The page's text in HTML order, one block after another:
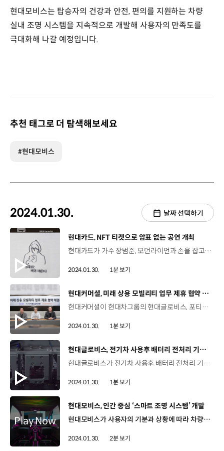
현대모비스는 탑승자의 건강과 안전, 편의를 지원하는 차량
실내 조명 시스템을 지속적으로 개발해 사용자의 만족도를
극대화해 나갈 예정입니다.
추천 태그로 더 탐색해보세요
#현대모비스
2024.01.30. 날짜 선택하기
[동영상]
현대카드, NFT 티켓으로 암표 없는 공연 개최
현대카드가 가수 장범준, 모던라이언과 손을 잡고 암표를 원천 차단하기 위해 ‘NFT 티켓’을 활용한 공연을 선보일 예정입니다. NFT 티켓에는 블록체인 기술이 적용돼 티켓을 구매한 본인만 공연을 관람할 수 있으며 양도는 물론 암표 거래 역시 불가능하고 입장권 부정 판매에 자주 쓰이는 매크로 프로그램도 사용할 수 없습니다. 현대카드는 다음 달 7일부터 서울 한남동 현대카드 언더스테이지에서 열리는 ‘현대카드 Curated 92 장범준 : 소리없는 비가 내린다’ 공연에서 NFT 티켓을 발행하고 건강한 공연 문화를 만들어 나갈 예정입니다.
2024.01.30. 1분 보기
[동영상]
현대커머셜, 미래 상용 모빌리티 업무 제휴 협약 체결
현대커머셜이 현대차그룹의 현대글로비스, 포티투닷과 함께 ‘미래 상용 모빌리티 업무 제휴 협약’을 체결했습니다. 이번 협약은 현대차그룹의 대표적인 SCM(공급망관리) 프로바이더, 소프트웨어 센터, 금융사가 함께 참여한 사업으로 이를 통해 3사는 고도화된 모빌리티 솔루션을 구축하고 다양한 서비스를 제공해 나간다는 계획입니다. 이를 위해 현대커머셜은 국내 대표 상용차 전용 모바일 앱인 ‘고트럭’을 기반으로 특화된 금융 상품·서비스를 제공하고 고객들의 다양한 비금융 데이터를 활용해 금융 상품의 기획, 심사 등의 서비스를 더욱 고도화해 나갈 계획입니다.
2024.01.30. 1분 보기
[동영상]
현대글로비스, 전기차 사용후 배터리 전처리 기술 확보
현대글로비스가 전기차 사용후 배터리 전처리 기술 확보를 위해 배터리 재활용 전문 기업 ‘이알’과 지분투자 계약(SSA)을 체결했습니다. 글로벌 전기차 수요 확대로 사용후 배터리 물량이 급증함에 따라 사용후 배터리 재활용 시장은 새로운 성장동력으로 평가받고 있습니다. 현대글로비스는 이번 지분투자를 통해 이알의 전처리 기술 및 설비 사용에 대한 권리를 갖게 돼 사용후 배터리 회수부터 재활용까지 가능한 종합기업으로 사업 포트폴리오를 확장하게 됐습니다.
2024.01.30. 1분 보기
[동영상]
현대모비스, 인간 중심 ‘스마트 조명 시스템’ 개발
현대모비스가 사용자의 기분과 상황에 따라 차량의 실내조명을 자동으로 조절해 주는 스마트 조명 시스템 ‘휴먼 센트릭 인테리어 조명’ 기술을 개발했습니다. 미래 모빌리티 환경에 특화된 휴먼 센트릭 조명 기술은 사용자의 생체리듬과 사용 환경을 인식해 다양한 색상과 밝기, 패턴으로 상호 교감하는 시스템입니다. 휴먼 센트릭 조명 기술은 총 32가지 상황별 패턴을 구현할 수 있는데요. 운전자의 심장박동이나 눈 깜빡임으로 스트레스 수준을 분석해 다른 색깔의 조명을 표시하고 이를 통해 운전자가 자신의 상태를 인지해 스트레스를 완화할 수 있도록 유도합니다. 또한, 하차할 때는 위험 요소를 센서로 인지해 조명으로 경고 표시를 하는 등 사용자가 안전하게 차량을 이용할 수 있는 기능도 제공합니다. 현대모비스는 탑승자의 건강과 안전, 편의를 지원하는 차량 실내 조명 시스템을 지속적으로 개발해 사용자의 만족도를 극대화해 나갈 예정입니다.
2024.01.30. 2분 보기